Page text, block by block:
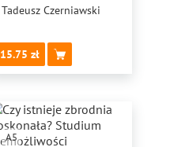
Tadeusz Czerniawski
15.75
A5